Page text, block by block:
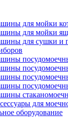
для мойки
для мойки
для сушки и
для
оборудование